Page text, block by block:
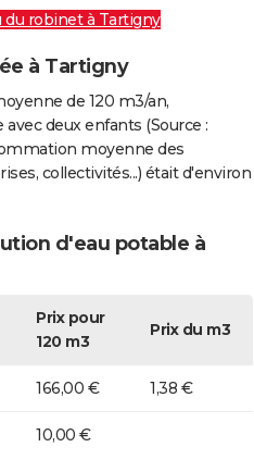
du robinet à Tartigny
à Tartigny
de 120 m3/an,
deux enfants (Source :
moyenne des
collectivités...) était d'environ
d'eau potable à
Prix pour
120 m3
Prix du m3
166,00 € 1,38 €
10,00 €